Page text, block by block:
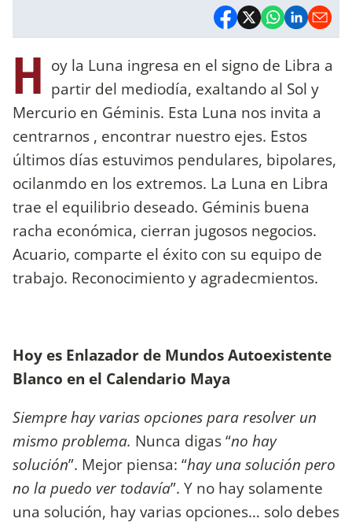
H oy la Luna ingresa en el signo de Libra a
partir del mediodía, exaltando al Sol y
Mercurio en Géminis. Esta Luna nos invita a
centrarnos , encontrar nuestro ejes. Estos
últimos días estuvimos pendulares, bipolares,
ocilanmdo en los extremos. La Luna en Libra
trae el equilibrio deseado. Géminis buena
racha económica, cierran jugosos negocios.
Acuario, comparte el éxito con su equipo de
trabajo. Reconocimiento y agradecmientos.
Hoy es Enlazador de Mundos Autoexistente
Blanco en el Calendario Maya
Siempre hay varias opciones para resolver un
mismo problema. Nunca digas “no hay
solución”. Mejor piensa: “hay una solución pero
no la puedo ver todavía”. Y no hay solamente
una solución, hay varias opciones… solo debes